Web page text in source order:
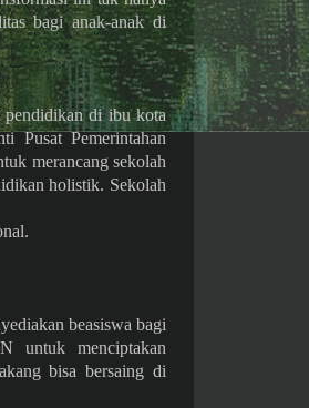
bagi anak-anak di
di ibu kota
Pusat Pemerintahan
merancang sekolah
holistik. Sekolah
beasiswa bagi
untuk menciptakan
bisa bersaing di